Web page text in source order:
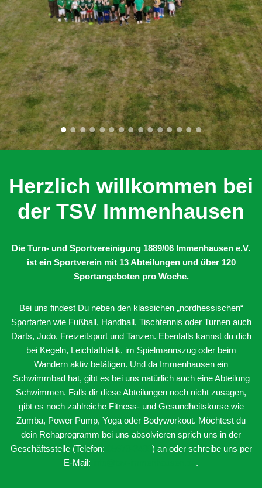
Herzlich willkommen bei
der TSV Immenhausen
Die Turn- und Sportvereinigung 1889/06 Immenhausen e.V.
ist ein Sportverein mit 13 Abteilungen und über 120
Sportangeboten pro Woche.
Bei uns findest Du neben den klassichen „nordhessischen“
Sportarten wie Fußball, Handball, Tischtennis oder Turnen auch
Darts, Judo, Freizeitsport und Tanzen. Ebenfalls kannst du dich
bei Kegeln, Leichtathletik, im Spielmannszug oder beim
Wandern aktiv betätigen. Und da Immenhausen ein
Schwimmbad hat, gibt es bei uns natürlich auch eine Abteilung
Schwimmen. Falls dir diese Abteilungen noch nicht zusagen,
gibt es noch zahlreiche Fitness- und Gesundheitskurse wie
Zumba, Power Pump, Yoga oder Bodyworkout. Möchtest du
dein Rehaprogramm bei uns absolvieren sprich uns in der
Geschäftsstelle (Telefon:
) an oder schreibe uns per
E-Mail:
.